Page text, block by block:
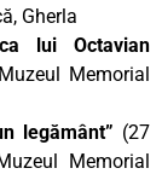
Gherla
lui Octavian
Memorial
legământ” (27
Memorial